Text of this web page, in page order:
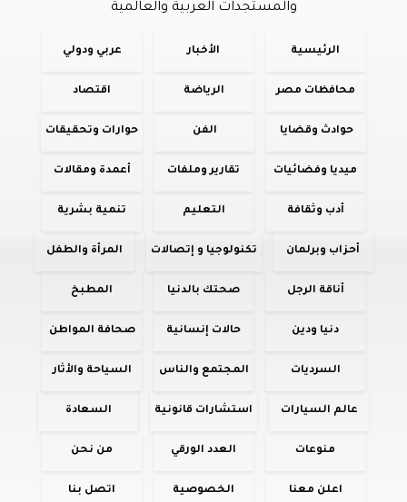
والمستجدات العربية والعالمية
الرئيسية الأخبار عربي ودولي
محافظات مصر الرياضة اقتصاد
حوادث وقضايا الفن حوارات وتحقيقات
ميديا وفضائيات تقارير وملفات أعمدة ومقالات
أدب وثقافة التعليم تنمية بشرية
أحزاب وبرلمان تكنولوجيا و إتصالات المرأة والطفل
أناقة الرجل صحتك بالدنيا المطبخ
دنيا ودين حالات إنسانية صحافة المواطن
السرديات المجتمع والناس السياحة والأثار
عالم السيارات استشارات قانونية السعادة
منوعات العدد الورقي من نحن
اعلن معنا الخصوصية اتصل بنا